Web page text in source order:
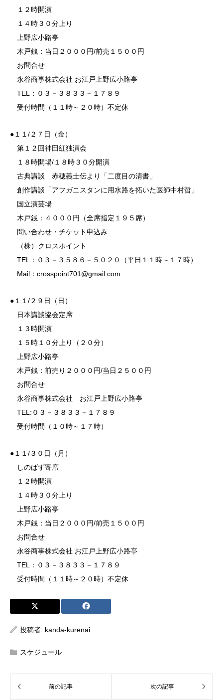
１２時開演
１４時３０分上り
上野広小路亭
木戸銭：当日２０００円/前売１５００円
お問合せ
永谷商事株式会社 お江戸上野広小路亭
TEL：０３－３８３３－１７８９
受付時間（１１時～２０時）不定休
●１１/２７日（金）
第１２回神田紅独演会
１８時開場/１８時３０分開演
古典講談 赤穂義士伝より「二度目の清書」
創作講談「アフガニスタンに用水路を拓いた医師中村哲」
国立演芸場
木戸銭：４０００円（全席指定１９５席）
問い合わせ・チケット申込み
（株）クロスポイント
TEL：０３－３５８６－５０２０（平日１１時～１７時）
Mail：crosspoint701@gmail.com
●１１/２９日（日）
日本講談協会定席
１３時開演
１５時１０分上り（２０分）
上野広小路亭
木戸銭：前売り２０００円/当日２５００円
お問合せ
永谷商事株式会社 お江戸上野広小路亭
TEL:０３－３８３３－１７８９
受付時間（１０時～１７時）
●１１/３０日（月）
しのばず寄席
１２時開演
１４時３０分上り
上野広小路亭
木戸銭：当日２０００円/前売１５００円
お問合せ
永谷商事株式会社 お江戸上野広小路亭
TEL：０３－３８３３－１７８９
受付時間（１１時～２０時）不定休
投稿者: kanda-kurenai
スケジュール